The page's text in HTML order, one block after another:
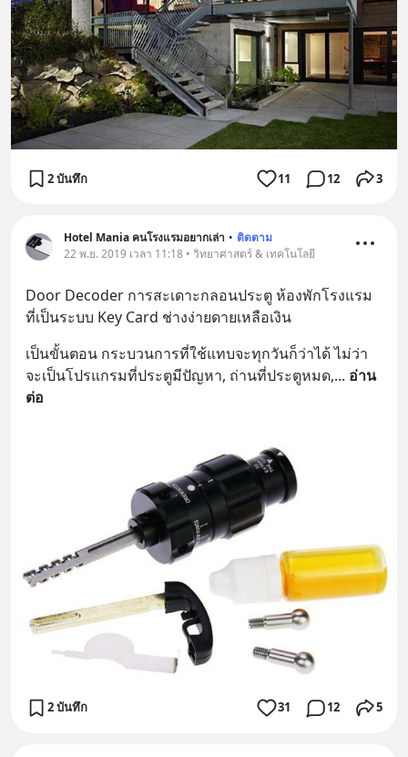
2 บันทึก 11 12 3
Hotel Mania คนโรงแรมอยากเล่า • ติดตาม
22 พ.ย. 2019 เวลา 11:18 • วิทยาศาสตร์ & เทคโนโลยี
Door Decoder การสะเดาะกลอนประตู ห้องพักโรงแรม
ที่เป็นระบบ Key Card ช่างง่ายดายเหลือเงิน
เป็นขั้นตอน กระบวนการที่ใช้แทบจะทุกวันก็ว่าได้ ไม่ว่า
จะเป็นโปรแกรมที่ประตูมีปัญหา, ถ่านที่ประตูหมด,... อ่าน
ต่อ
2 บันทึก 31 12 5